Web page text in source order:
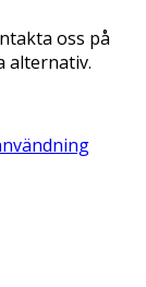
oss på
alternativ.